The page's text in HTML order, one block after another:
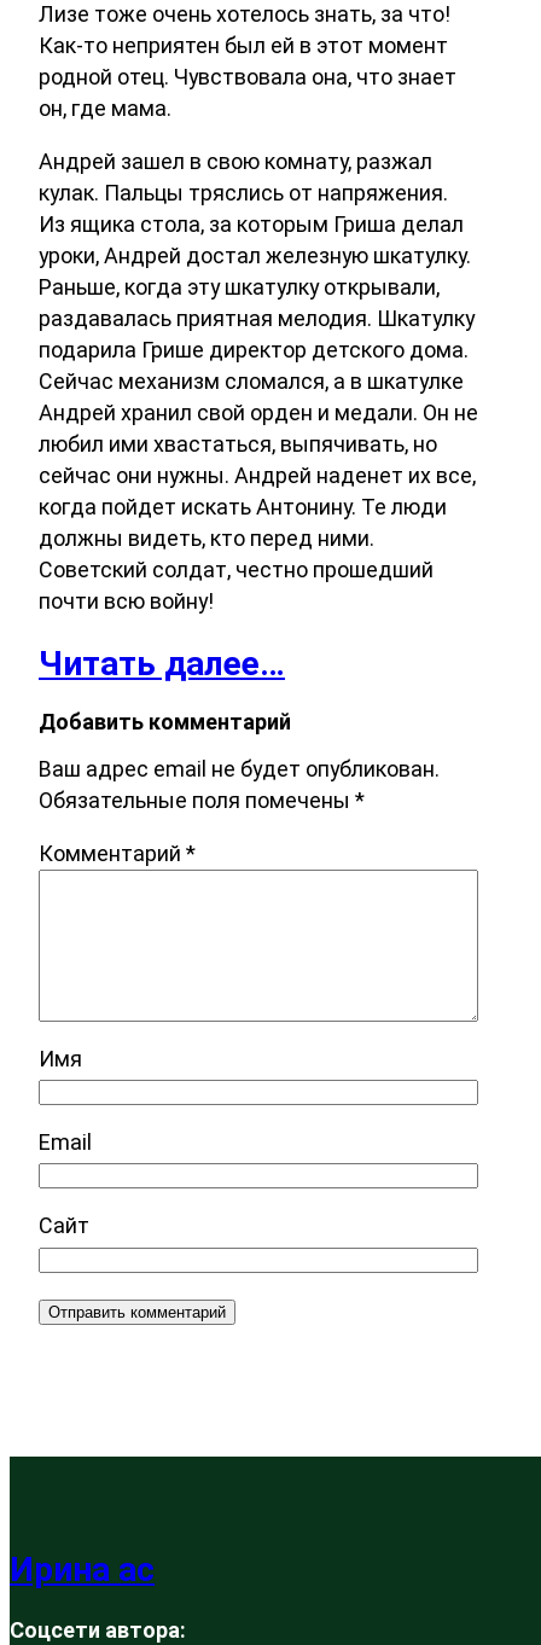
Лизе тоже очень хотелось знать, за что!
Как-то неприятен был ей в этот момент
родной отец. Чувствовала она, что знает
он, где мама.
Андрей зашел в свою комнату, разжал
кулак. Пальцы тряслись от напряжения.
Из ящика стола, за которым Гриша делал
уроки, Андрей достал железную шкатулку.
Раньше, когда эту шкатулку открывали,
раздавалась приятная мелодия. Шкатулку
подарила Грише директор детского дома.
Сейчас механизм сломался, а в шкатулке
Андрей хранил свой орден и медали. Он не
любил ими хвастаться, выпячивать, но
сейчас они нужны. Андрей наденет их все,
когда пойдет искать Антонину. Те люди
должны видеть, кто перед ними.
Советский солдат, честно прошедший
почти всю войну!
Читать далее…
Добавить комментарий
Ваш адрес email не будет опубликован.
Обязательные поля помечены *
Комментарий *
Имя
Email
Сайт
Ирина ас
Соцсети автора: